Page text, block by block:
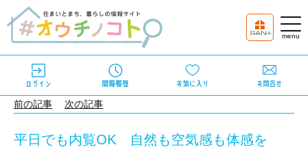
前の記事 次の記事
平日でも内覧OK 自然も空気感も体感を